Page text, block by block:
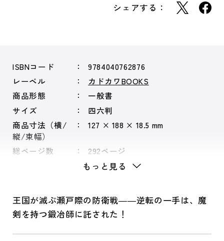
シェアする：
ISBNコード
9784040762876
レーベル
カドカワBOOKS
商品形態
一般書
サイズ
四六判
商品寸法（横/
縦/束幅）
127 × 188 × 18.5 mm
総ページ数 292ページ
もっと見る
王国が滅ぶ瀬戸際の防衛戦――逆転の一手は、魔
剣を持つ鍛冶師に託された！